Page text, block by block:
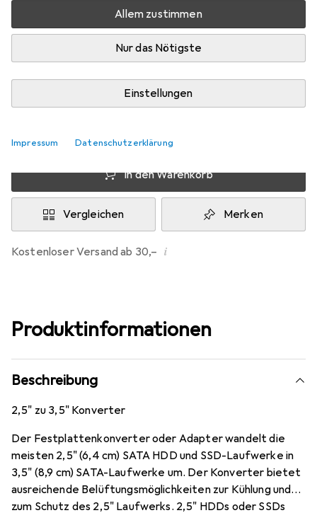
Allem zustimmen
Nur das Nötigste
Einstellungen
Impressum Datenschutzerklärung
Bewertungen Marke
Mehr von Icy Dock
Zwischen Di, 11.8. und Do, 13.8. geliefert
Lieferort angeben für genaue Lieferzeit
In den Warenkorb
Vergleichen Merken
Kostenloser Versand ab 30,– i
Produktinformationen
Beschreibung
2,5" zu 3,5" Konverter
Der Festplattenkonverter oder Adapter wandelt die
meisten 2,5" (6,4 cm) SATA HDD und SSD-Laufwerke in
3,5" (8,9 cm) SATA-Laufwerke um. Der Konverter bietet
ausreichende Belüftungsmöglichkeiten zur Kühlung und
zum Schutz des 2,5" Laufwerks. 2,5" HDDs oder SSDs